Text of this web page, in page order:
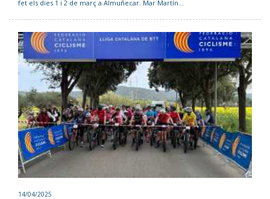
fet els dies 1 i 2 de març a Almuñecar. Mar Martín...
14/04/2025